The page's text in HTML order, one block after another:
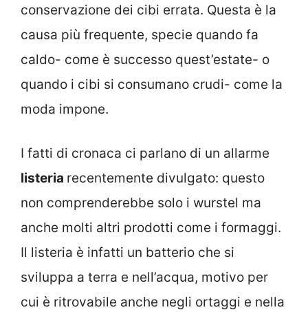
conservazione dei cibi errata. Questa è la
causa più frequente, specie quando fa
caldo- come è successo quest’estate- o
quando i cibi si consumano crudi- come la
moda impone.
I fatti di cronaca ci parlano di un allarme
listeria recentemente divulgato: questo
non comprenderebbe solo i wurstel ma
anche molti altri prodotti come i formaggi.
Il listeria è infatti un batterio che si
sviluppa a terra e nell’acqua, motivo per
cui è ritrovabile anche negli ortaggi e nella